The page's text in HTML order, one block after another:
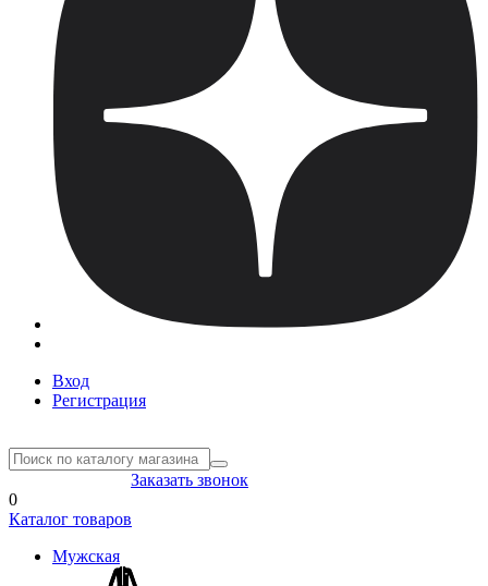
Вход
Регистрация
Заказать звонок
0
Каталог товаров
Мужская